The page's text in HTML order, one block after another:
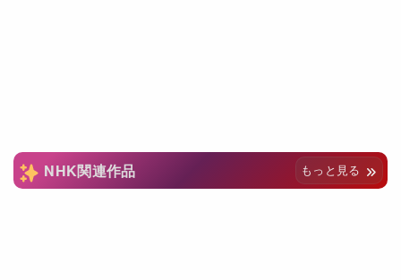
NHK関連作品 もっと見る